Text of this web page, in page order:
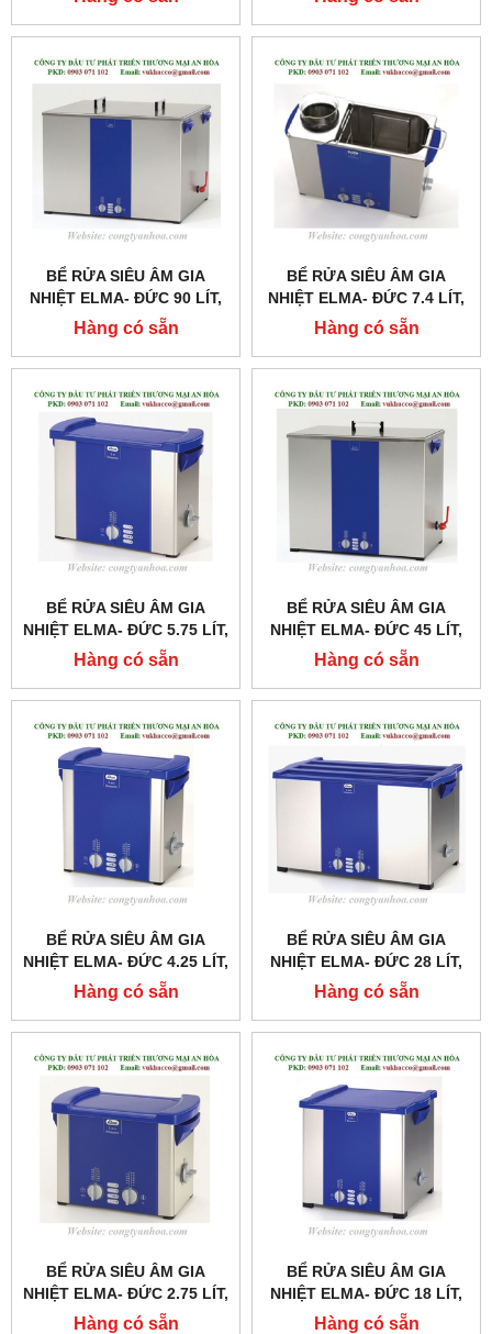
BỂ RỬA SIÊU ÂM GIA
NHIỆT ELMA- ĐỨC 90 LÍT,
MODEL: S900H
Hàng có sẵn
BỂ RỬA SIÊU ÂM GIA
NHIỆT ELMA- ĐỨC 7.4 LÍT,
MODEL: S90H
Hàng có sẵn
BỂ RỬA SIÊU ÂM GIA
NHIỆT ELMA- ĐỨC 5.75 LÍT,
MODEL: S60H
Hàng có sẵn
BỂ RỬA SIÊU ÂM GIA
NHIỆT ELMA- ĐỨC 45 LÍT,
MODEL: S450H
Hàng có sẵn
BỂ RỬA SIÊU ÂM GIA
NHIỆT ELMA- ĐỨC 4.25 LÍT,
MODEL: S40H
Hàng có sẵn
BỂ RỬA SIÊU ÂM GIA
NHIỆT ELMA- ĐỨC 28 LÍT,
MODEL: S300H
Hàng có sẵn
BỂ RỬA SIÊU ÂM GIA
NHIỆT ELMA- ĐỨC 2.75 LÍT,
MODEL: S30H
Hàng có sẵn
BỂ RỬA SIÊU ÂM GIA
NHIỆT ELMA- ĐỨC 18 LÍT,
MODEL: S180H
Hàng có sẵn